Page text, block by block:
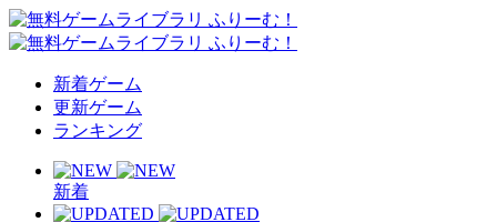
新着ゲーム
更新ゲーム
ランキング
新着